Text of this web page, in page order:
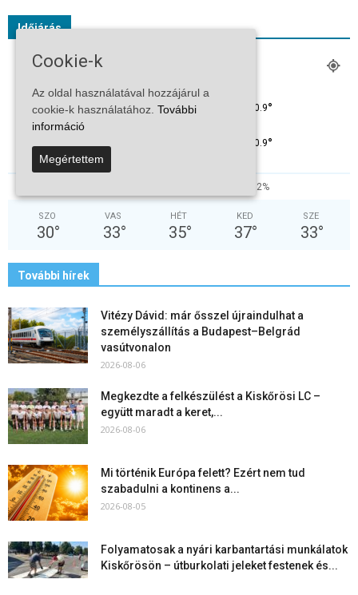
Időjárás
KISKŐRÖS
30.9°
30.9°
2%
SZO
30°
VAS
33°
HÉT
35°
KED
37°
SZE
33°
További hírek
Vitézy Dávid: már ősszel újraindulhat a
személyszállítás a Budapest–Belgrád
vasútvonalon
2026-08-06
Megkezdte a felkészülést a Kiskőrösi LC –
együtt maradt a keret,...
2026-08-06
Mi történik Európa felett? Ezért nem tud
szabadulni a kontinens a...
2026-08-05
Folyamatosak a nyári karbantartási munkálatok
Kiskőrösön – útburkolati jeleket festenek és...
Cookie-k
Az oldal használatával hozzájárul a
cookie-k használatához. További
információ
Megértettem